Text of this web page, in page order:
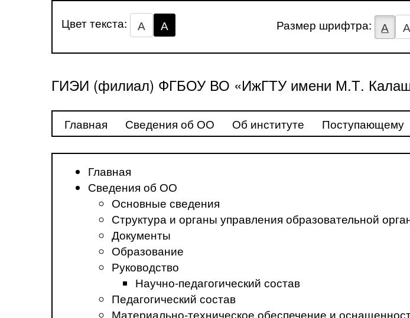
Цвет текста: А А Размер шрифтра: А А
ГИЭИ (филиал) ФГБОУ ВО «ИжГТУ имени М.Т.
Главная Сведения об ОО Об институте Поступающему
Главная
Сведения об ОО
Основные сведения
Структура и органы управления образовательной
Документы
Образование
Руководство
Научно-педагогический состав
Педагогический состав
Материально-техническое обеспечение и